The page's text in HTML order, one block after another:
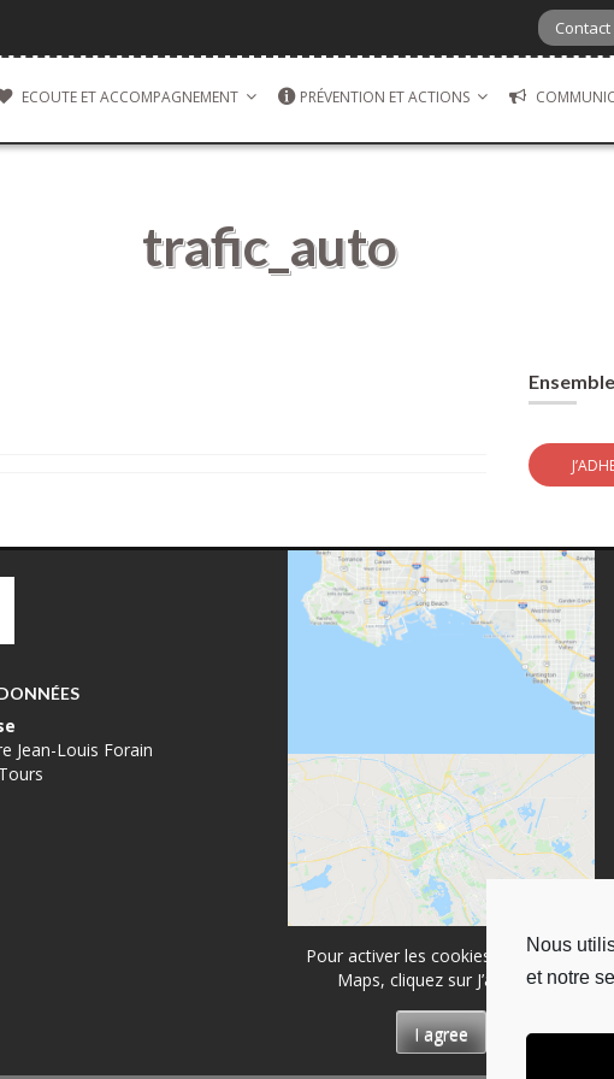
Nous
et notre
Contact
ECOUTE ET ACCOMPAGNEMENT PRÉVENTION ET ACTIONS
trafic_auto
Jean-Louis Forain
Pour activer les cookies de Google
Maps, cliquez sur J’accepte
I agree